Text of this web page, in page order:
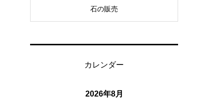
石の販売
カレンダー
2026年8月